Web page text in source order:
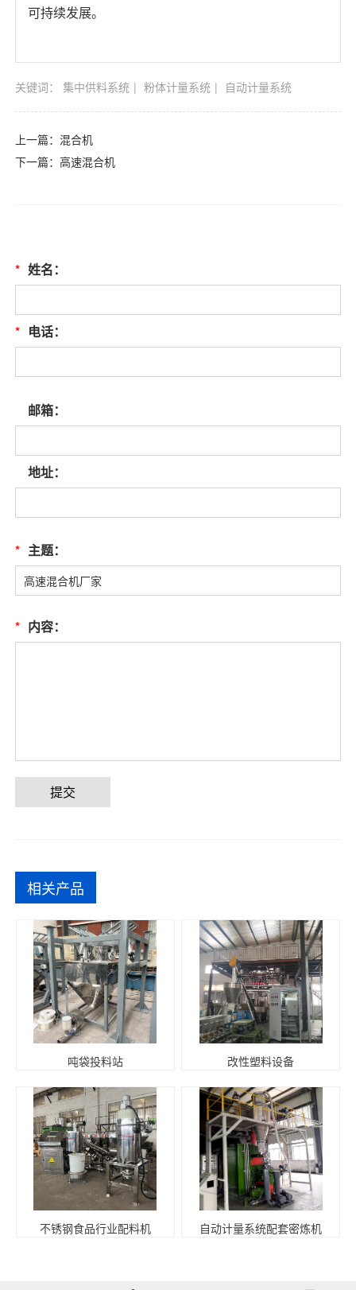
可持续发展。
关键词： 集中供料系统 粉体计量系统 自动计量系统
上一篇： 混合机
下一篇：高速混合机
* 姓名：
* 电话：
邮箱：
地址：
* 主题：
* 内容：
提交
相关产品
吨袋投料站 改性塑料设备
不锈钢食品行业配料机 自动计量系统配套密炼机